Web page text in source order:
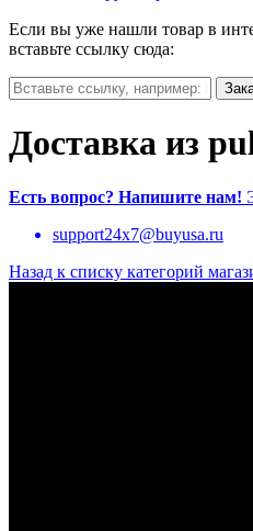
Если вы уже нашли товар в
вставьте ссылку сюда:
Доставка из
Есть вопрос? Напишите нам!
support24x7@buyusa.ru
Назад к списку категорий